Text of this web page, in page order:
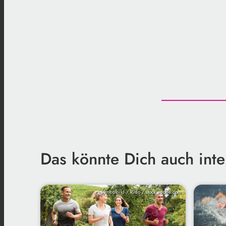
Das könnte Dich auch
Symbolbild / Rido / stock.adobe.com